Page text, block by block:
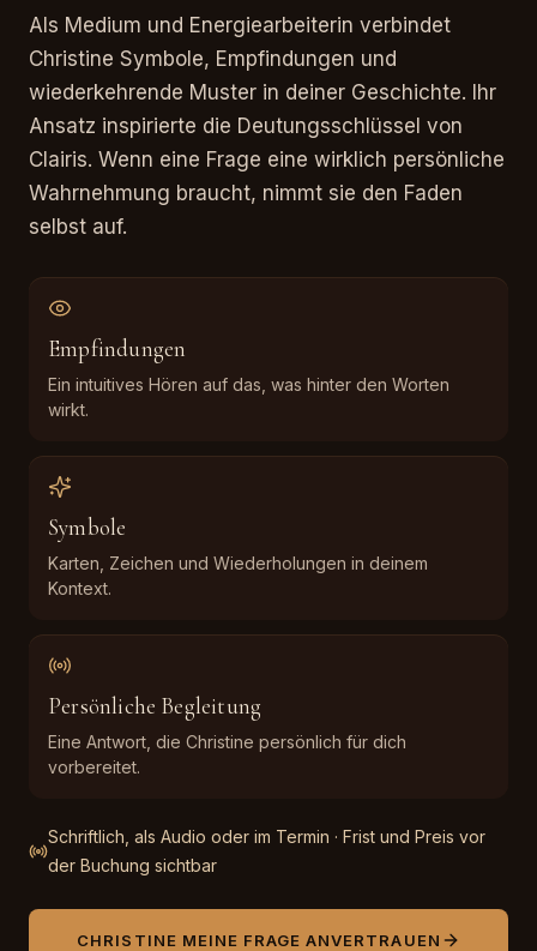
Als Medium und Energiearbeiterin verbindet
Christine Symbole, Empfindungen und
wiederkehrende Muster in deiner Geschichte. Ihr
Ansatz inspirierte die Deutungsschlüssel von
Clairis. Wenn eine Frage eine wirklich persönliche
Wahrnehmung braucht, nimmt sie den Faden
selbst auf.
Empfindungen
Ein intuitives Hören auf das, was hinter den Worten
wirkt.
Symbole
Karten, Zeichen und Wiederholungen in deinem
Kontext.
Persönliche Begleitung
Eine Antwort, die Christine persönlich für dich
vorbereitet.
Schriftlich, als Audio oder im Termin · Frist und Preis vor
der Buchung sichtbar
CHRISTINE MEINE FRAGE ANVERTRAUEN